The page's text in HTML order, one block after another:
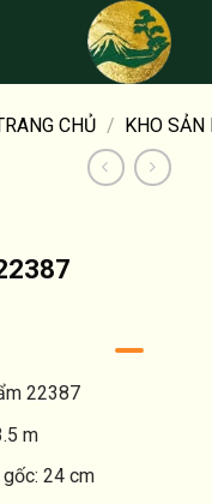
CHỦ / KHO
22387
m
24 cm